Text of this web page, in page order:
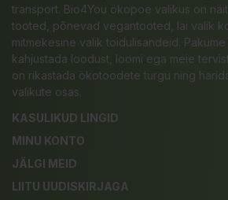
transport. Bio4You ökopoe valikus on
tooted, põnevad vegantooted, lai valik
mitmekesine valik toidulisandeid.
kahjustada loodust, loomi ega meie
on rikastada ökotoodete turgu ning
valikute osas.
KASULIKUD LINGID
MINU KONTO
JÄLGI MEID
LIITU UUDISKIRJAGA